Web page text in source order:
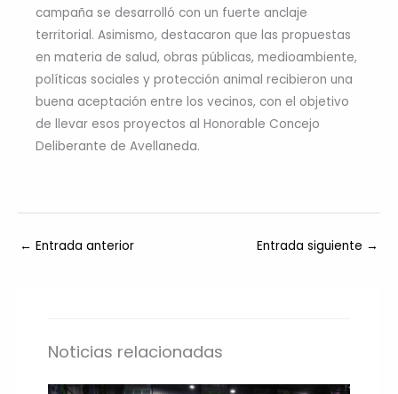
campaña se desarrolló con un fuerte anclaje
territorial. Asimismo, destacaron que las propuestas
en materia de salud, obras públicas, medioambiente,
políticas sociales y protección animal recibieron una
buena aceptación entre los vecinos, con el objetivo
de llevar esos proyectos al Honorable Concejo
Deliberante de Avellaneda.
← Entrada anterior Entrada siguiente →
Noticias relacionadas